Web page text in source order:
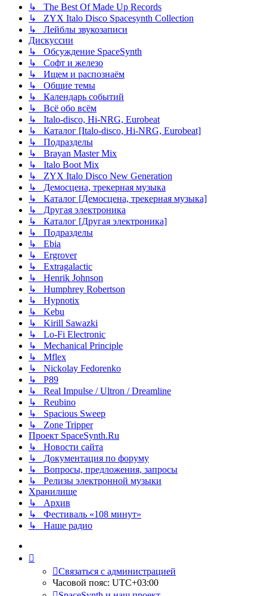
↳ The Best Of Made Up Records
↳ ZYX Italo Disco Spacesynth Collection
↳ Лейблы звукозаписи
Дискуссии
↳ Обсуждение SpaceSynth
↳ Софт и железо
↳ Ищем и распознаём
↳ Общие темы
↳ Календарь событий
↳ Всё обо всём
↳ Italo-disco, Hi-NRG, Eurobeat
↳ Каталог [Italo-disco, Hi-NRG, Eurobeat]
↳ Подразделы
↳ Brayan Master Mix
↳ Italo Boot Mix
↳ ZYX Italo Disco New Generation
↳ Демосцена, трекерная музыка
↳ Каталог [Демосцена, трекерная музыка]
↳ Другая электроника
↳ Каталог [Другая электроника]
↳ Подразделы
↳ Ebia
↳ Ergrover
↳ Extragalactic
↳ Henrik Johnson
↳ Humphrey Robertson
↳ Hypnotix
↳ Kebu
↳ Kirill Sawazki
↳ Lo-Fi Electronic
↳ Mechanical Principle
↳ Mflex
↳ Nickolay Fedorenko
↳ P89
↳ Real Impulse / Ultron / Dreamline
↳ Reubino
↳ Spacious Sweep
↳ Zone Tripper
Проект SpaceSynth.Ru
↳ Новости сайта
↳ Документация по форуму
↳ Вопросы, предложения, запросы
↳ Релизы электронной музыки
Хранилище
↳ Архив
↳ Фестиваль «108 минут»
↳ Наше радио
Связаться с администрацией
Часовой пояс: UTC+03:00